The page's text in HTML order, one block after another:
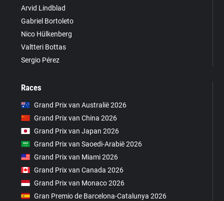
Arvid Lindblad
Gabriel Bortoleto
Nico Hülkenberg
Valtteri Bottas
Sergio Pérez
Races
Grand Prix van Australië 2026
Grand Prix van China 2026
Grand Prix van Japan 2026
Grand Prix van Saoedi-Arabië 2026
Grand Prix van Miami 2026
Grand Prix van Canada 2026
Grand Prix van Monaco 2026
Gran Premio de Barcelona-Catalunya 2026